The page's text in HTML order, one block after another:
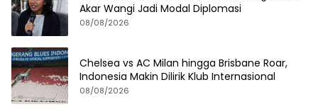
Akar Wangi Jadi Modal Diplomasi
08/08/2026
Chelsea vs AC Milan hingga Brisbane Roar,
Indonesia Makin Dilirik Klub Internasional
08/08/2026